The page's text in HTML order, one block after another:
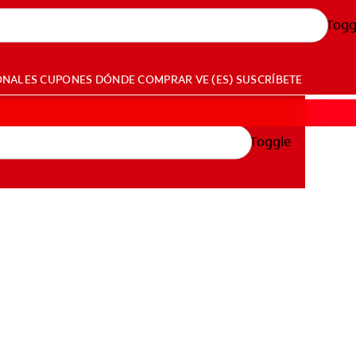
CUPONES DÓNDE COMPRAR VE (ES) SUSCRÍBETE
Toggle